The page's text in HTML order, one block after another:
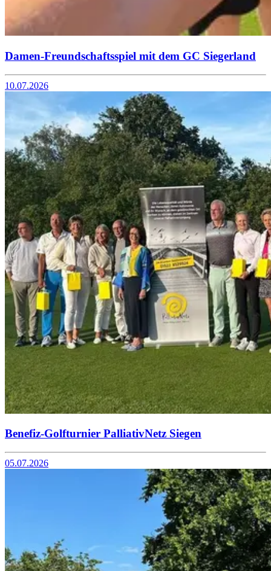
Damen-Freundschaftsspiel mit dem GC Siegerland
10.07.2026
Benefiz-Golfturnier PalliativNetz Siegen
05.07.2026